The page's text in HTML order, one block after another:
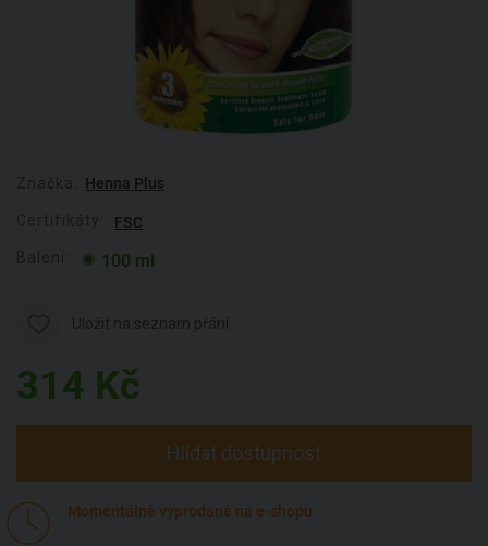
Henna Plus
FSC
100 ml
314 Kč
Hlídat dostupnost
Momentálně vyprodané na e-shopu